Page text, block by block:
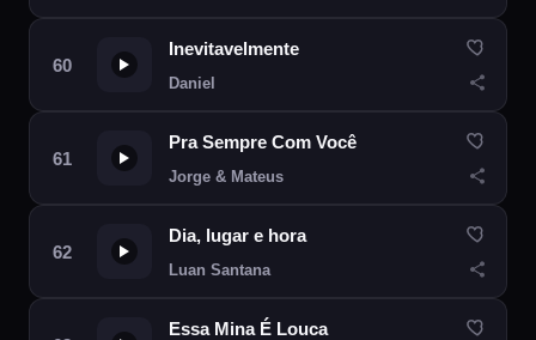
Inevitavelmente
Daniel
Pra Sempre Com Você
Jorge & Mateus
Dia, lugar e hora
Luan Santana
Essa Mina É Louca